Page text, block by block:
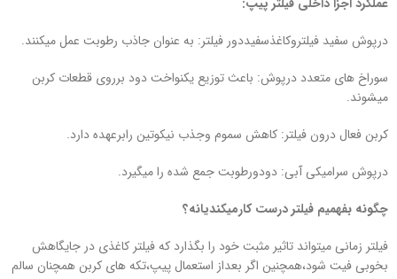
درپوش سفید فیلتروکاغذسفیددور فیلتر: به عنوان جاذب رطوبت عمل میکنند.
سوراخ های متعدد درپوش: باعث توزیع یکنواخت دود برروی قطعات کربن
میشوند.
کربن فعال درون فیلتر: کاهش سموم وجذب نیکوتین رابرعهده دارد.
درپوش سرامیکی آبی: دودورطوبت جمع شده را میگیرد.
چگونه بفهمیم فیلتر درست کارمیکندیانه؟
فیلتر زمانی میتواند تاثیر مثبت خود را بگذارد که فیلتر کاغذی در جایگاهش
بخوبی فیت شود،همچنین اگر بعداز استعمال پیپ،تکه های کربن همچنان سالم